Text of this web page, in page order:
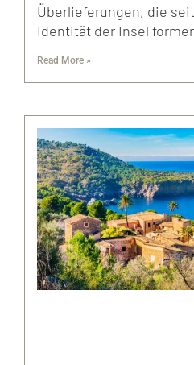
Überlieferungen, die
Identität der Insel
Read More »